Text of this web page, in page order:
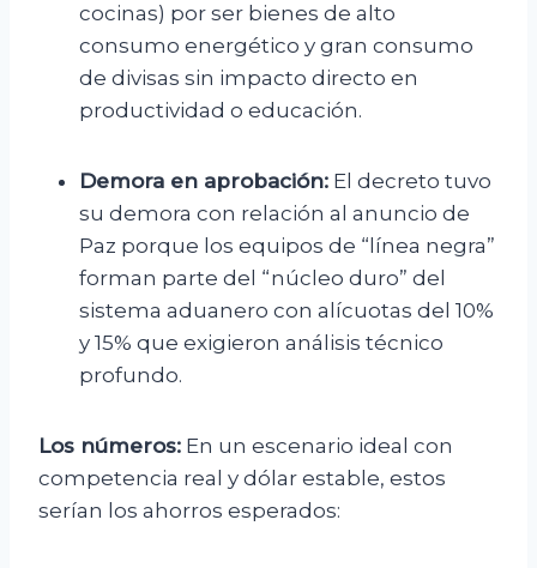
cocinas) por ser bienes de alto
consumo energético y gran consumo
de divisas sin impacto directo en
productividad o educación.
Demora en aprobación: El decreto tuvo
su demora con relación al anuncio de
Paz porque los equipos de “línea negra”
forman parte del “núcleo duro” del
sistema aduanero con alícuotas del 10%
y 15% que exigieron análisis técnico
profundo.
Los números: En un escenario ideal con
competencia real y dólar estable, estos
serían los ahorros esperados: